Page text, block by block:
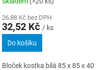
26,88 Kč bez DPH
32,52 Kč / ks
Do košíku
Bloček kostka bílá 85 x 85 x 40